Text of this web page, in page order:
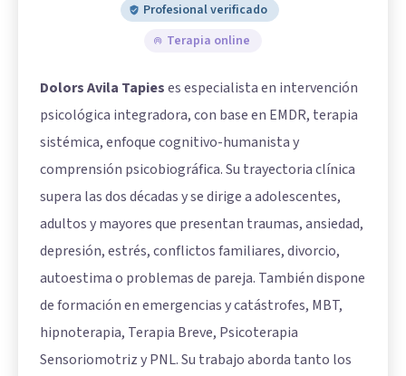
Profesional verificado
Terapia online
Dolors Avila Tapieses especialista en intervención
psicológica integradora, con base en EMDR, terapia
sistémica, enfoque cognitivo-humanista y
comprensión psicobiográfica. Su trayectoria clínica
supera las dos décadas y se dirige a adolescentes,
adultos y mayores que presentan traumas, ansiedad,
depresión, estrés, conflictos familiares, divorcio,
autoestima o problemas de pareja. También dispone
de formación en emergencias y catástrofes, MBT,
hipnoterapia, Terapia Breve, Psicoterapia
Sensoriomotriz y PNL. Su trabajo aborda tanto los